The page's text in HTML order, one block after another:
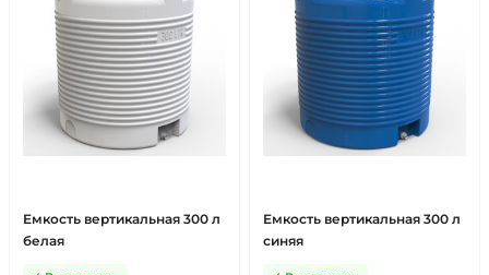
Емкость вертикальная 300 л
белая
Емкость вертикальная 300 л
синяя